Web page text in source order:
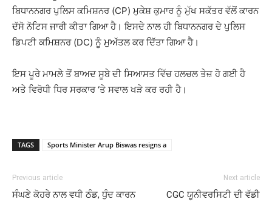
ਬਿਧਾਨਨਗਰ ਪੁਲਿਸ ਕਮਿਸ਼ਨਰ (CP) ਮੁਕੇਸ਼ ਕੁਮਾਰ ਨੂੰ ਮੁੱਖ ਸਕੱਤਰ ਵੱਲੋਂ ਕਾਰਨ
ਦੱਸੋ ਨੋਟਿਸ ਜਾਰੀ ਕੀਤਾ ਗਿਆ ਹੈ। ਇਸਦੇ ਨਾਲ ਹੀ ਬਿਧਾਨਨਗਰ ਦੇ ਪੁਲਿਸ
ਡਿਪਟੀ ਕਮਿਸ਼ਨਰ (DC) ਨੂੰ ਮੁਅੱਤਲ ਕਰ ਦਿੱਤਾ ਗਿਆ ਹੈ।
ਇਸ ਪੂਰੇ ਮਾਮਲੇ ਤੋਂ ਬਾਅਦ ਸੂਬੇ ਦੀ ਸਿਆਸਤ ਵਿੱਚ ਹਲਚਲ ਤੇਜ਼ ਹੋ ਗਈ ਹੈ
ਅਤੇ ਵਿਰੋਧੀ ਧਿਰ ਸਰਕਾਰ ‘ਤੇ ਸਵਾਲ ਖੜੇ ਕਰ ਰਹੀ ਹੈ।
TAGS Sports Minister Arup Biswas resigns a
Previous article
ਸੰਘਣੇ ਕੋਹਰੇ ਨਾਲ ਵਧੀ ਠੰਡ, ਧੁੰਦ ਕਾਰਨ
Next article
CGC ਯੂਨੀਵਰਸਿਟੀ ਦੀ ਵੱਡੀ